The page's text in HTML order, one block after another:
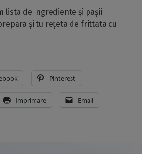
lista de ingrediente și pașii
și tu rețeta de frittata cu
Pinterest
Imprimare Email